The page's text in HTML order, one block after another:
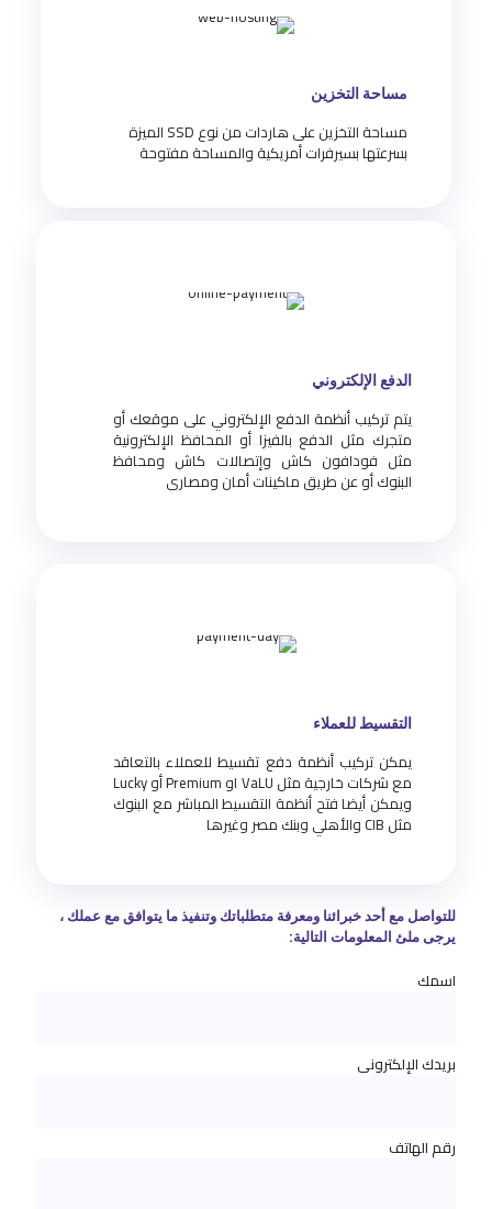
مساحة التخزين
مساحة التخزين على هاردات من نوع SSD الميزة
بسرعتها بسيرفرات أمريكية والمساحة مفتوحة
الدفع الإلكتروني
يتم تركيب أنظمة الدفع الإلكتروني على موقعك أو
متجرك مثل الدفع بالفيزا أو المحافظ الإلكترونية
مثل فودافون كاش وإتصالات كاش ومحافظ
البنوك أو عن طريق ماكينات أمان ومصارى
التقسيط للعملاء
يمكن تركيب أنظمة دفع تقسيط للعملاء بالتعاقد
مع شركات خارجية مثل VaLU او Premium أو Lucky
ويمكن أيضا فتح أنظمة التقسيط المباشر مع البنوك
مثل CIB والأهلي وبنك مصر وغيرها
للتواصل مع أحد خبرائنا ومعرفة متطلباتك وتنفيذ ما يتوافق مع عملك ،
يرجى ملئ المعلومات التالية:
اسمك
بريدك الإلكتروني
رقم الهاتف